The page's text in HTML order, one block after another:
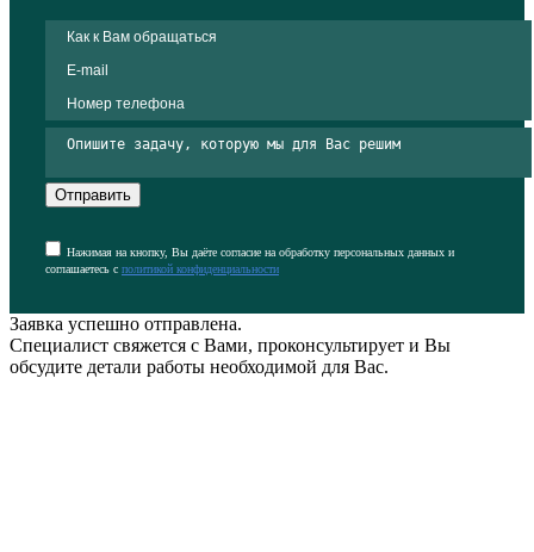
Отправить
Нажимая на кнопку, Вы даёте согласие на обработку персональных данных и
соглашаетесь с политикой конфиденциальности
Заявка успешно отправлена.
Специалист свяжется с Вами, проконсультирует и Вы
обсудите детали работы необходимой для Вас.